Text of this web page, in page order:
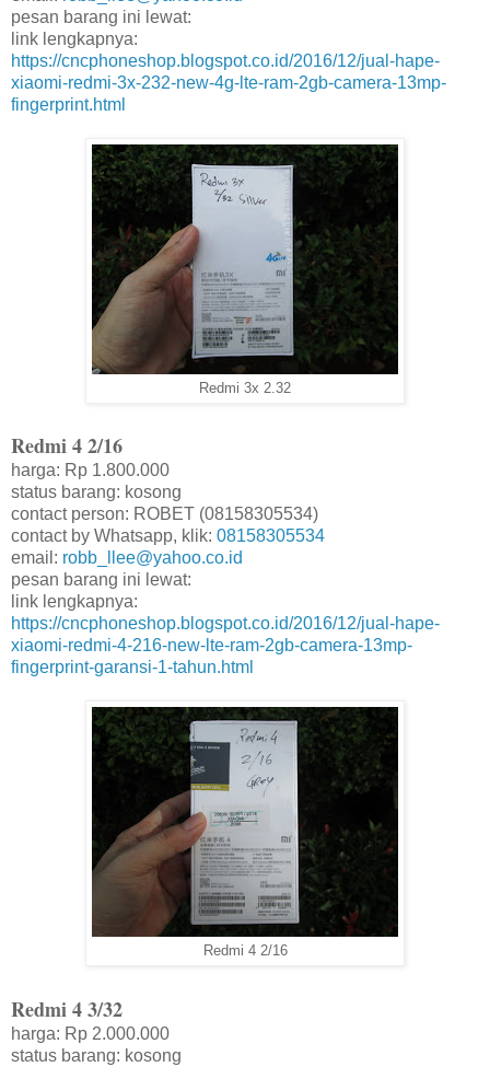
pesan barang ini lewat:
link lengkapnya:
https://cncphoneshop.blogspot.co.id/2016/12/jual-hape-
xiaomi-redmi-3x-232-new-4g-lte-ram-2gb-camera-13mp-
fingerprint.html
Redmi 3x 2.32
Redmi 4 2/16
harga: Rp 1.800.000
status barang: kosong
contact person: ROBET (08158305534)
contact by Whatsapp, klik: 08158305534
email: robb_llee@yahoo.co.id
pesan barang ini lewat:
link lengkapnya:
https://cncphoneshop.blogspot.co.id/2016/12/jual-hape-
xiaomi-redmi-4-216-new-lte-ram-2gb-camera-13mp-
fingerprint-garansi-1-tahun.html
Redmi 4 2/16
Redmi 4 3/32
harga: Rp 2.000.000
status barang: kosong